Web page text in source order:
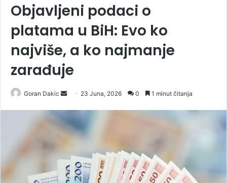
Objavljeni podaci o
platama u BiH: Evo ko
najviše, a ko najmanje
zarađuje
Goran Dakic
d
e
m
23 Juna, 2026 0 1 minut čitanja